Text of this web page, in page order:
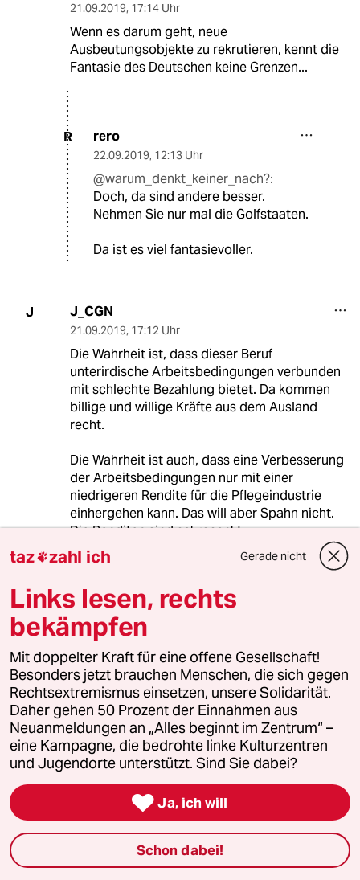
21.09.2019, 17:14 Uhr
Wenn es darum geht, neue
Ausbeutungsobjekte zu rekrutieren, kennt die
Fantasie des Deutschen keine Grenzen...
R rero
22.09.2019, 12:13 Uhr
@warum_denkt_keiner_nach?:
Doch, da sind andere besser.
Nehmen Sie nur mal die Golfstaaten.
Da ist es viel fantasievoller.
J J_CGN
21.09.2019, 17:12 Uhr
Die Wahrheit ist, dass dieser Beruf
unterirdische Arbeitsbedingungen verbunden
mit schlechte Bezahlung bietet. Da kommen
billige und willige Kräfte aus dem Ausland
recht.
Die Wahrheit ist auch, dass eine Verbesserung
der Arbeitsbedingungen nur mit einer
niedrigeren Rendite für die Pflegeindustrie
einhergehen kann. Das will aber Spahn nicht.
Die Renditen sind sakrosankt.
1 Wehrplicht in Deutschland
Zwangsdienst ist nie gut, auch nicht für
eine gute Sache
2 Bundeszentrale gegen Kinderfiguren
Benjamin, du lieber Anarchist
3 Linken-Politikerin von Angern zur Rente
„Dem Kanzler ist der Osten egal“
taz zahl ich Gerade nicht
Links lesen, rechts
bekämpfen
Mit doppelter Kraft für eine offene Gesellschaft!
Besonders jetzt brauchen Menschen, die sich gegen
Rechtsextremismus einsetzen, unsere Solidarität.
Daher gehen 50 Prozent der Einnahmen aus
Neuanmeldungen an „Alles beginnt im Zentrum“ –
eine Kampagne, die bedrohte linke Kulturzentren
und Jugendorte unterstützt. Sind Sie dabei?
 Ja, ich will
Schon dabei!